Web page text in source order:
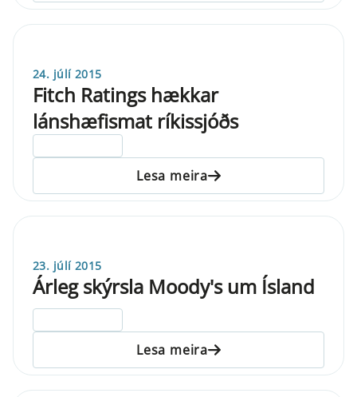
24. júlí 2015
Fitch Ratings hækkar
lánshæfismat ríkissjóðs
Lesa meira
23. júlí 2015
Árleg skýrsla Moody's um Ísland
Lesa meira